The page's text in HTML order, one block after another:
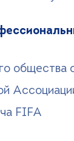
общества
FIFA